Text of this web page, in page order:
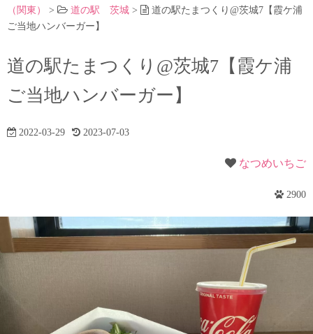
（関東）
> 道の駅 茨城 >
道の駅たまつくり@茨城7【霞ケ浦
ご当地ハンバーガー】
道の駅たまつくり@茨城7【霞ケ浦
ご当地ハンバーガー】
2022-03-29 2023-07-03
なつめいちご
2900